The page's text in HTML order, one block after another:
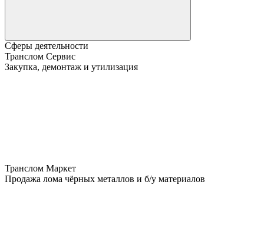
Сферы деятельности
Транслом Сервис
Закупка, демонтаж и утилизация
Транслом Маркет
Продажа лома чёрных металлов и б/у материалов